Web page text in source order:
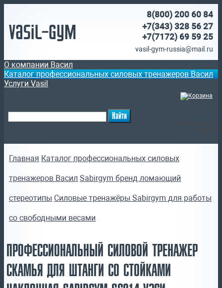
Vasil-Gym
8(800) 200 60 84
+7(343) 328 56 27
+7(7172) 69 59 25
vasil-gym-russia@mail.ru
О компании Васил
Каталог профессиональных силовых тренажеров Васил
Услуги Vasil
Главная Каталог профессиональных силовых
тренажеров Васил Sabirgym бренд ломающий
стереотипы Силовые тренажёры Sabirgym для работы
со свободными весами
ПРОФЕССИОНАЛЬНЫЙ СИЛОВОЙ ТРЕНАЖЕР
СКАМЬЯ ДЛЯ ШТАНГИ СО СТОЙКАМИ